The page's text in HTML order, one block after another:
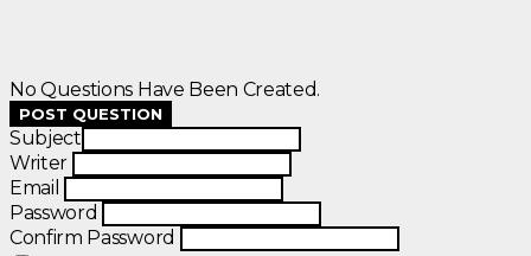
No Questions Have Been Created.
POST QUESTION
Subject
Writer
Email
Password
Confirm Password